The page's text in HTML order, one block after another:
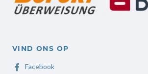
VIND ONS OP
Facebook